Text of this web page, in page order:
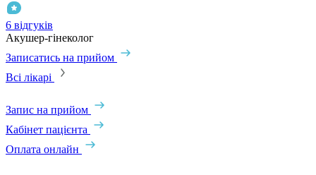
6 відгуків
Акушер-гінеколог
Записатись на прийом
Всі лікарі
Запис на прийом
Кабінет пацієнта
Оплата онлайн